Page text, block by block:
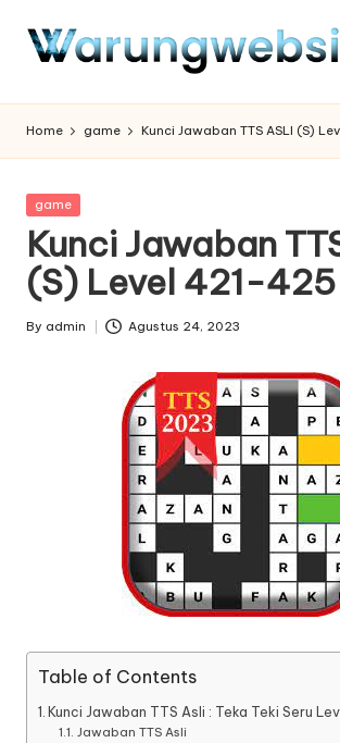
Home game Kunci Jawaban TTS ASLI (S)
Posted
game
Kunci Jawaban
(S) Level 421-425
Posted
By admin Agustus 24, 2023
Table of Contents
Kunci Jawaban TTS Asli : Teka Teki Seru
Jawaban TTS Asli